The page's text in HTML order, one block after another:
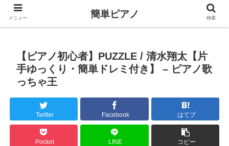
【ピアノ初心者】PUZZLE / 清水翔太【片
手ゆっくり・簡単ドレミ付き】 – ピアノ歌
っちゃ王
Twitter Facebook はてブ
Pocket LINE コピー
メニュー 簡単ピアノ 検索